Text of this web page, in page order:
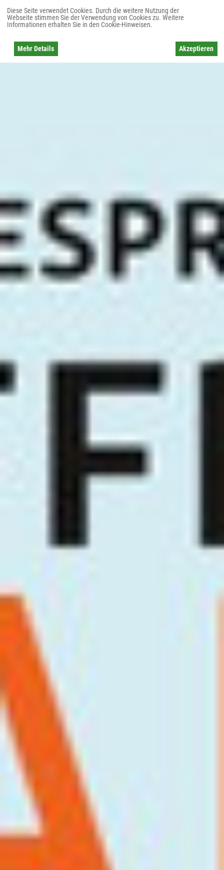
Diese Seite verwendet Cookies. Durch die weitere Nutzung der
Webseite stimmen Sie der Verwendung von Cookies zu. Weitere
Informationen erhalten Sie in den Cookie-Hinweisen.
Mehr Details Akzeptieren